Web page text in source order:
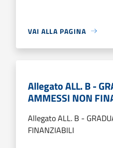
VAI ALLA PAGINA
Allegato ALL. B -
AMMESSI NON
Allegato ALL. B -
FINANZIABILI